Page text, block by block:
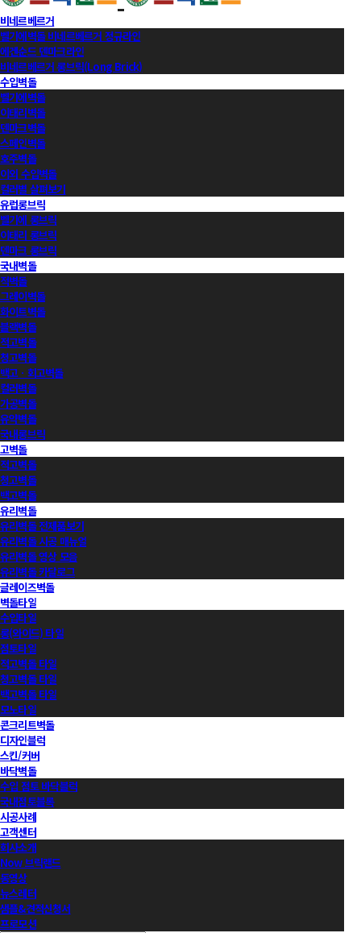
비네르베르거
벨기에벽돌 비네르베르거 정규라인
에겐순드 덴마크라인
비네르베르거 롱브릭(Long Brick)
수입벽돌
벨기에벽돌
이태리벽돌
덴마크벽돌
스페인벽돌
호주벽돌
이외 수입벽돌
컬러별 살펴보기
유럽롱브릭
벨기에 롱브릭
이태리 롱브릭
덴마크 롱브릭
국내벽돌
적벽돌
그레이벽돌
화이트벽돌
블랙벽돌
적고벽돌
청고벽돌
백고ㆍ회고벽돌
컬러벽돌
가공벽돌
유약벽돌
국내롱브릭
고벽돌
적고벽돌
청고벽돌
백고벽돌
유리벽돌
유리벽돌 전제품보기
유리벽돌 시공 매뉴얼
유리벽돌 영상 모음
유리벽돌 카달로그
글레이즈벽돌
벽돌타일
수입타일
롱(와이드) 타일
점토타일
적고벽돌 타일
청고벽돌 타일
백고벽돌 타일
모노타일
콘크리트벽돌
디자인블럭
스킨/커버
바닥벽돌
수입 점토 바닥블럭
국내점토블록
시공사례
고객센터
회사소개
Now 브릭랜드
동영상
뉴스레터
샘플&견적신청서
프로모션